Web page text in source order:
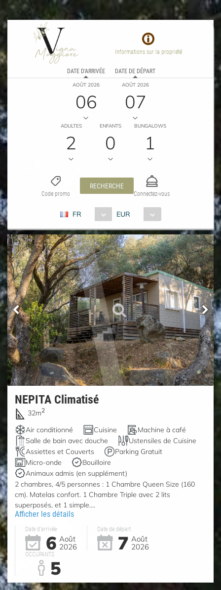
Informations sur la propriété
DATE D'ARRIVÉE
AOÛT 2026
06
DATE DE DÉPART
AOÛT 2026
07
ADULTES
2
ENFANTS
0
BUNGALOWS
1
Code promo
RECHERCHE
Connectez-vous
FR EUR
NEPITA Climatisé
32m2
Air conditionné Cuisine
Machine à café
Salle de bain avec douche
Ustensiles de Cuisine
Assiettes et Couverts
Parking Gratuit
Micro-onde
Bouilloire
Animaux admis (en supplément)
2 chambres, 4/5 personnes : 1 Chambre Queen Size (160
cm). Matelas confort. 1 Chambre Triple avec 2 lits
superposés, et 1 simple....
Afficher les détails
Date d'arrivée
6 Août
2026
Date de départ
7 Août
2026
OCCUPANTS
5